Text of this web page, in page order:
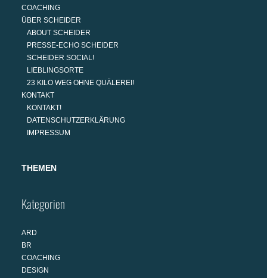
COACHING
ÜBER SCHEIDER
ABOUT SCHEIDER
PRESSE-ECHO SCHEIDER
SCHEIDER SOCIAL!
LIEBLINGSORTE
23 KILO WEG OHNE QUÄLEREI!
KONTAKT
KONTAKT!
DATENSCHUTZERKLÄRUNG
IMPRESSUM
THEMEN
Kategorien
ARD
BR
COACHING
DESIGN